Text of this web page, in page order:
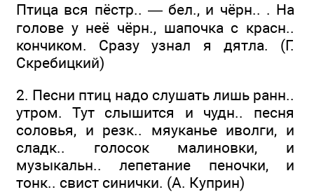
Птица вся пёстр.. — бел., и чёрн.. . На
голове у неё чёрн., шапочка с красн..
кончиком. Сразу узнал я дятла. (Г.
Скребицкий)
2. Песни птиц надо слушать лишь ранн..
утром. Тут слышится и чудн.. песня
соловья, и резк.. мяуканье иволги, и
сладк.. голосок малиновки, и
музыкальн.. лепетание пеночки, и
тонк.. свист синички. (А. Куприн)